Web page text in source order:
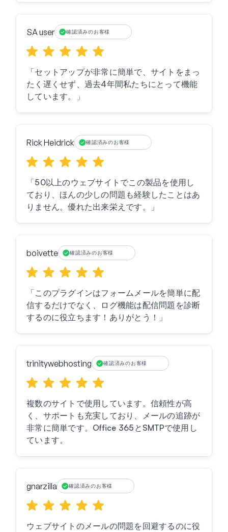
SA user 確認済みのお客様
「セットアップが非常に簡単で、サイトをまっ
たく遅くせず、過去4年間私たちにとって機能
しています。」
Rick Heidrick 確認済みのお客様
「50以上のウェブサイトでこの製品を使用し
ており、ほんの少しの問題も経験したことはあ
りません。優れた出来栄えです。」
boivette 確認済みのお客様
「このプラグインはフォームメールを簡単に配
信するだけでなく、ログ機能は配信問題を診断
するのに役立ちます！ありがとう！」
trinitywebhosting 確認済みのお客様
複数のサイトで使用しています。信頼性が高
く、サポートも充実しており、メールの追跡が
非常に簡単です。Office 365とSMTPで使用し
ています。
gnarzilla 確認済みのお客様
ウェブサイトのメールの問題を回避するのに役